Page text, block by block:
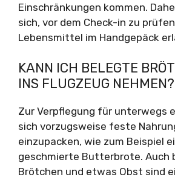
Einschränkungen kommen.
sich, vor dem Check-in zu
Lebensmittel im Handgepäck
KANN ICH BELEGTE
INS FLUGZEUG NEHMEN?
Zur Verpflegung für unterwegs
sich vorzugsweise feste
einzupacken, wie zum Beispiel
geschmierte Butterbrote. Auch
Brötchen und etwas Obst sind